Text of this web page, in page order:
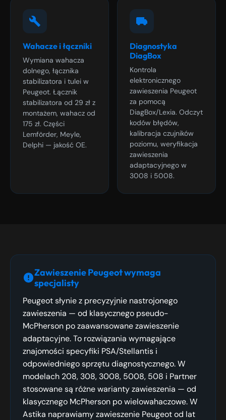
Wahacze i łączniki
Wymiana wahacza
dolnego, łącznika
stabilizatora i tulei w
Peugeot. Łącznik
stabilizatora od 29 zł z
montażem, wahacz od
175 zł. Części
Lemförder, Meyle,
Delphi — jakość OE.
Diagnostyka
DiagBox
Kontrola
elektronicznego
zawieszenia Peugeot
za pomocą
DiagBox/Lexia. Odczyt
kodów błędów,
kalibracja czujników
poziomu, weryfikacja
zawieszenia
adaptacyjnego w
3008 i 5008.
Zawieszenie Peugeot wymaga
specjalisty
Peugeot słynie z precyzyjnie nastrojonego
zawieszenia — od klasycznego pseudo-
McPherson po zaawansowane zawieszenie
adaptacyjne. To rozwiązania wymagające
znajomości specyfiki PSA/Stellantis i
odpowiedniego sprzętu diagnostycznego. W
modelach 208, 308, 3008, 5008, 508 i Partner
stosowane są różne warianty zawieszenia — od
klasycznego McPherson po wielowahaczowe. W
Astika naprawiamy zawieszenie Peugeot od lat